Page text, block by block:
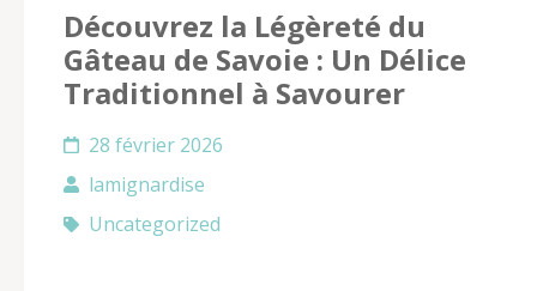
Découvrez la Légèreté du
Gâteau de Savoie : Un Délice
Traditionnel à Savourer
28 février 2026
lamignardise
Uncategorized